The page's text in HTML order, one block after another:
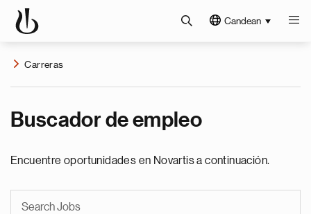
Candean
Carreras
Buscador de empleo
Encuentre oportunidades en Novartis a continuación.